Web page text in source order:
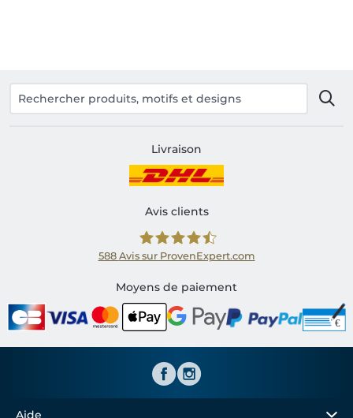
Livraison
Avis clients
Shirtinator FR
588 Avis sur ProvenExpert.com
Moyens de paiement
Aide